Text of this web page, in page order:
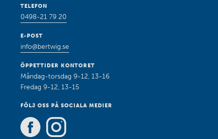
TELEFON
0498-21 79 20
E-POST
info@bertwig.se
ÖPPETTIDER KONTORET
Måndag-torsdag 9-12, 13-16
Fredag 9-12, 13-15
FÖLJ OSS PÅ SOCIALA MEDIER